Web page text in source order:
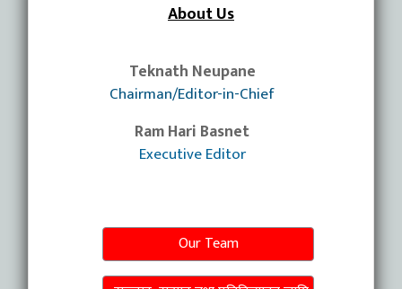
About Us
Teknath Neupane
Chairman/Editor-in-Chief
Ram Hari Basnet
Executive Editor
Our Team